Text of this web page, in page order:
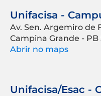
Unifacisa -
Av. Sen. Argemiro de
Campina Grande - PB
Abrir no maps
Unifacisa/Esac -